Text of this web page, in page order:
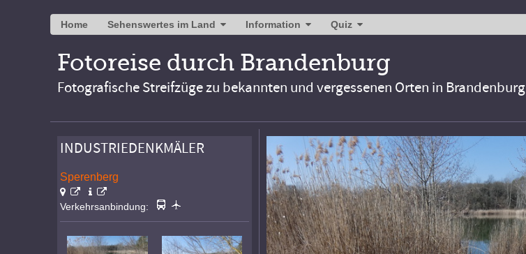
Home Sehenswertes im Land Information Quiz
Fotoreise durch Brandenburg
Fotografische Streifzüge zu bekannten und vergessenen Orten in Brandenburg
INDUSTRIEDENKMÄLER
Sperenberg
Verkehrsanbindung: